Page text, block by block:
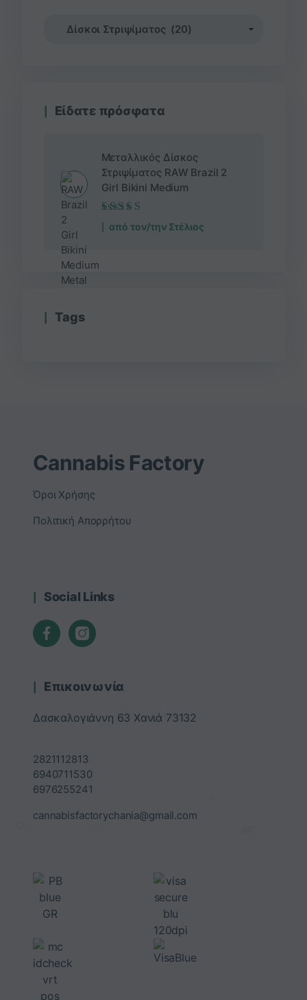
Είδατε πρόσφατα
Μεταλλικός Δίσκος
Στριψίματος RAW Brazil 2
Girl Bikini Medium
Βαθμολογήθηκε
με5από 5
από τον/την Στέλιος
Τags
Cannabis Factory
Όροι Χρήσης
Πολιτική Απορρήτου
Social Links
Επικοινωνία
Δασκαλογιάννη 63 Χανιά 73132
2821112813
6940711530
6976255241
cannabisfactorychania@gmail.com